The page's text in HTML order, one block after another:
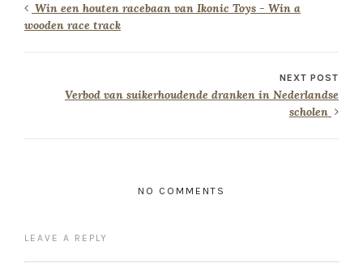
Win een houten racebaan van Ikonic Toys - Win a
wooden race track
NEXT POST
Verbod van suikerhoudende dranken in Nederlandse
scholen
NO COMMENTS
LEAVE A REPLY